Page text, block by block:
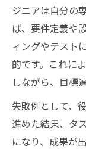
ジニアは自分の
ば、要件定義や
ィングやテスト
的です。これに
しながら、目標
失敗例として、
進めた結果、タ
になり、成果が